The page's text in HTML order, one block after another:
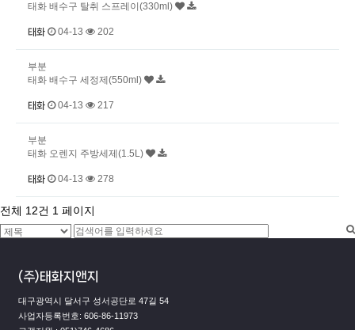
태화 배수구 탈취 스프레이(330ml)
태화 04-13 202
부분
태화 배수구 세정제(550ml)
태화 04-13 217
부분
태화 오렌지 주방세제(1.5L)
태화 04-13 278
전체 12건 1 페이지
(주)태화지앤지
대구광역시 달서구 성서공단로 47길 54
사업자등록번호: 606-86-11973